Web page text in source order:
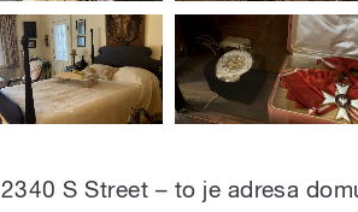
2340 S Street – to je adresa